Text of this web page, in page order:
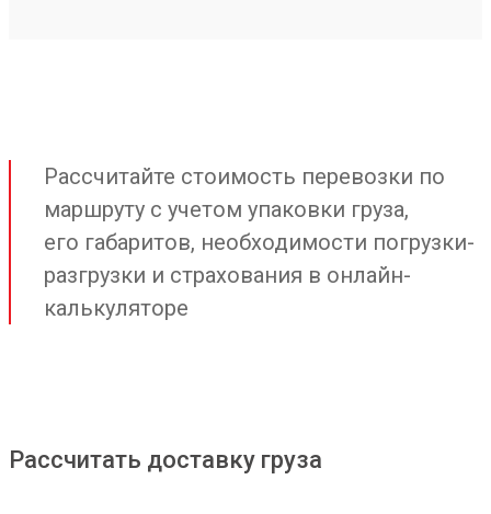
Рассчитайте стоимость перевозки по
маршруту с учетом упаковки груза,
его габаритов, необходимости погрузки-
разгрузки и страхования в онлайн-
калькуляторе
Рассчитать доставку груза